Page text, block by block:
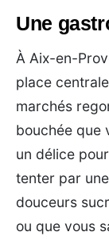
Une
À Aix-en-
place
marchés
bouchée que
un délice
tenter par
douceurs
ou que vous